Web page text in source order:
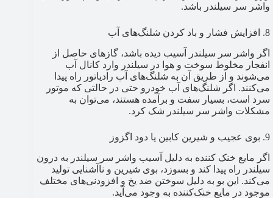
واشر سر سیلندر باشد.
8. افزایش فشار و باد کردن شلنگ‌های آب
اگر واشر سر سیلندر آسیب دیده باشد، گازهای حاصل از
انفجار مخلوط سوخت و هوا در سیلندر وارد کانال آب
می‌شوند و از طریق آن به شلنگ‌های آب رادیاتور راه پیدا
می‌کنند. اگر شلنگ‌های آب خودرو حتی در حالتی که موتور
سرد است، بسیار سفت و برآمده هستند، می‌توان به
مشکلات واشر سر سیلندر شک کرد.
9. بوی عجیب و شیرین کابین یا دود اگزوز
اگر مایع خنک کننده به دلیل آسیب واشر سر سیلندر به درون
سیلندر راه پیدا کند و بسوزد، بوی شیرین و ناآشنایی تولید
می‌کند. این بو به دلیل سوختن ضد یخ و افزودنی‌های مختلف
موجود در مایع خنک‌کننده به وجود می‌آید.